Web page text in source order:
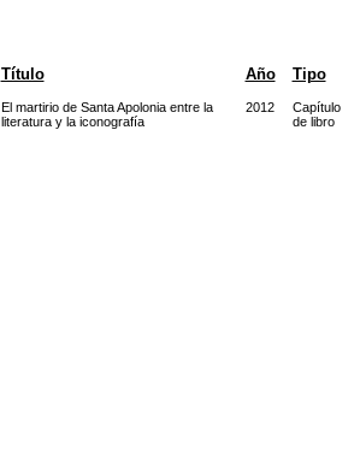
Título Año Tipo
El martirio de Santa Apolonia entre la
literatura y la iconografía
2012
Capítulo
de libro